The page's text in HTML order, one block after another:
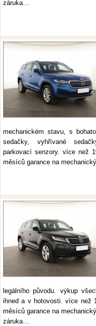
záruka…
mechanickém stavu, s
sedačky, vyhřívané
parkovací senzory. více než
měsíců garance na
legálního původu. výkup
ihned a v hotovosti. více než
měsíců garance na
záruka…